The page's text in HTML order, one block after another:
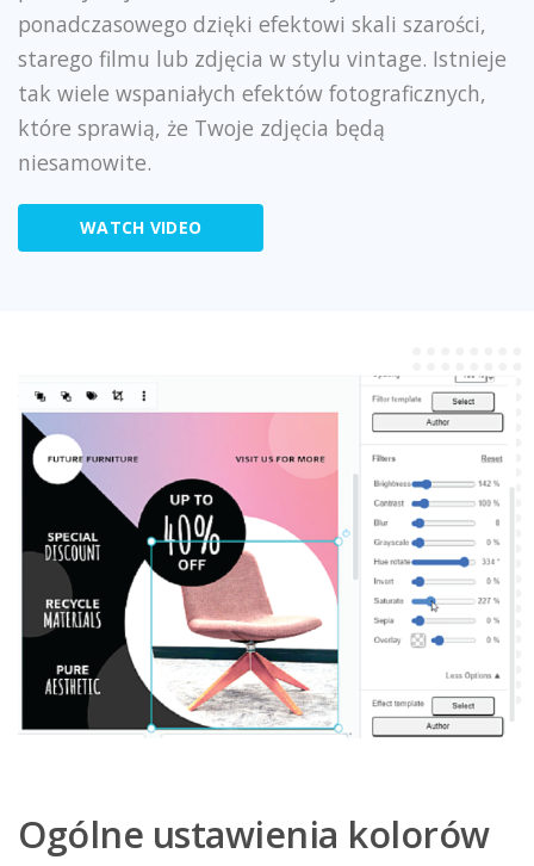
ponadczasowego dzięki efektowi skali szarości,
starego filmu lub zdjęcia w stylu vintage. Istnieje
tak wiele wspaniałych efektów fotograficznych,
które sprawią, że Twoje zdjęcia będą
niesamowite.
WATCH VIDEO
Ogólne ustawienia kolorów